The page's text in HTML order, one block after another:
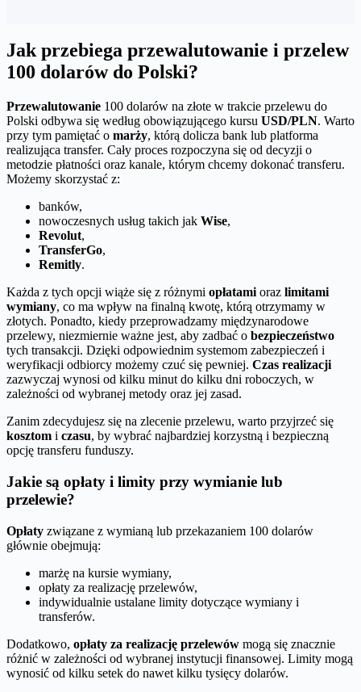
Jak przebiega przewalutowanie i przelew
100 dolarów do Polski?
Przewalutowanie 100 dolarów na złote w trakcie przelewu do
Polski odbywa się według obowiązującego kursu USD/PLN. Warto
przy tym pamiętać o marży, którą dolicza bank lub platforma
realizująca transfer. Cały proces rozpoczyna się od decyzji o
metodzie płatności oraz kanale, którym chcemy dokonać transferu.
Możemy skorzystać z:
banków,
nowoczesnych usług takich jak Wise,
Revolut,
TransferGo,
Remitly.
Każda z tych opcji wiąże się z różnymi opłatami oraz limitami
wymiany, co ma wpływ na finalną kwotę, którą otrzymamy w
złotych. Ponadto, kiedy przeprowadzamy międzynarodowe
przelewy, niezmiernie ważne jest, aby zadbać o bezpieczeństwo
tych transakcji. Dzięki odpowiednim systemom zabezpieczeń i
weryfikacji odbiorcy możemy czuć się pewniej. Czas realizacji
zazwyczaj wynosi od kilku minut do kilku dni roboczych, w
zależności od wybranej metody oraz jej zasad.
Zanim zdecydujesz się na zlecenie przelewu, warto przyjrzeć się
kosztom i czasu, by wybrać najbardziej korzystną i bezpieczną
opcję transferu funduszy.
Jakie są opłaty i limity przy wymianie lub
przelewie?
Opłaty związane z wymianą lub przekazaniem 100 dolarów
głównie obejmują:
marżę na kursie wymiany,
opłaty za realizację przelewów,
indywidualnie ustalane limity dotyczące wymiany i
transferów.
Dodatkowo, opłaty za realizację przelewów mogą się znacznie
różnić w zależności od wybranej instytucji finansowej. Limity mogą
wynosić od kilku setek do nawet kilku tysięcy dolarów.